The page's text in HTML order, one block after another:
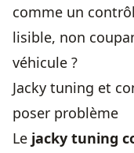
comme un
lisible, non
véhicule ?
Jacky tuning et
poser problème
Le jacky tuning